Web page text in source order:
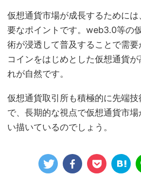
仮想通貨市場が成長するために
要なポイントです。web3.0等の
術が浸透して普及することで需要
コインをはじめとした仮想通貨
れが自然です。
仮想通貨取引所も積極的に先端技
で、長期的な視点で仮想通貨市
い描いているのでしょう。